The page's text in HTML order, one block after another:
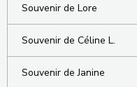
Souvenir de Lore
Souvenir de Céline L.
Souvenir de Janine